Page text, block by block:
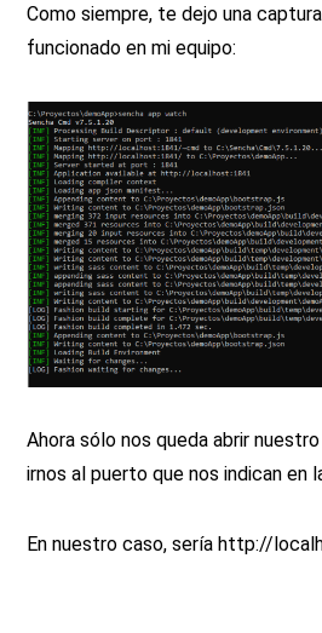
Como siempre, te dejo una
funcionado en mi equipo:
Ahora sólo nos queda abrir
irnos al puerto que nos indican en
En nuestro caso, sería http://